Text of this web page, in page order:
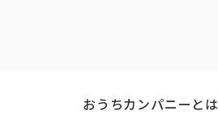
おうちカンパニーとは